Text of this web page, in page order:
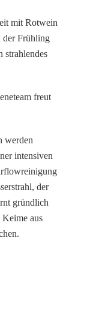
mit Rotwein
der Frühling
strahlendes
freut
werden
intensiven
der
gründlich
aus